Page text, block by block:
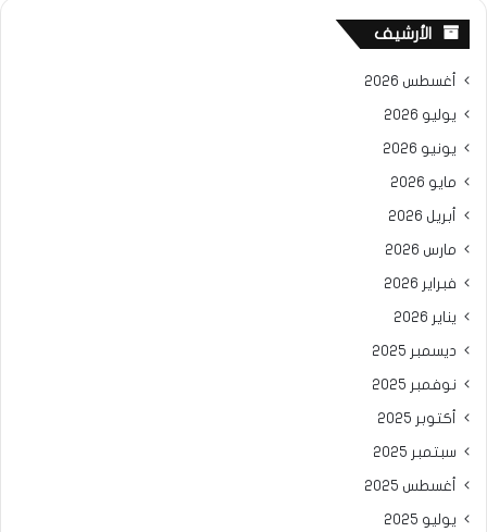
الأرشيف
أغسطس 2026
يوليو 2026
يونيو 2026
مايو 2026
أبريل 2026
مارس 2026
فبراير 2026
يناير 2026
ديسمبر 2025
نوفمبر 2025
أكتوبر 2025
سبتمبر 2025
أغسطس 2025
يوليو 2025